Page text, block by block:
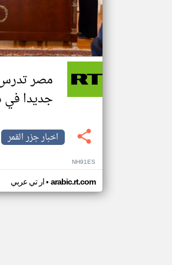
مصر
جديدا في
اخبار جزر القمر
NH91ES
ار تي عربي• arabic.rt.com